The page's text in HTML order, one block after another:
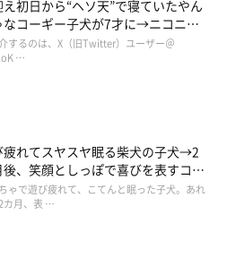
すが、ほかにも可愛い行動をとる
え初日から“ヘソ天”で寝ていたやん
なコーギー子犬が7才に→ニコニ
ーギースマイル”が魅力のコに成
するのは、X（旧Twitter）ユーザー＠
…
疲れてスヤスヤ眠る柴犬の子犬→2
後、笑顔としっぽで喜びを表すコに
！ゃで遊び疲れて、こてんと眠った子犬。あれ
カ月、表 …